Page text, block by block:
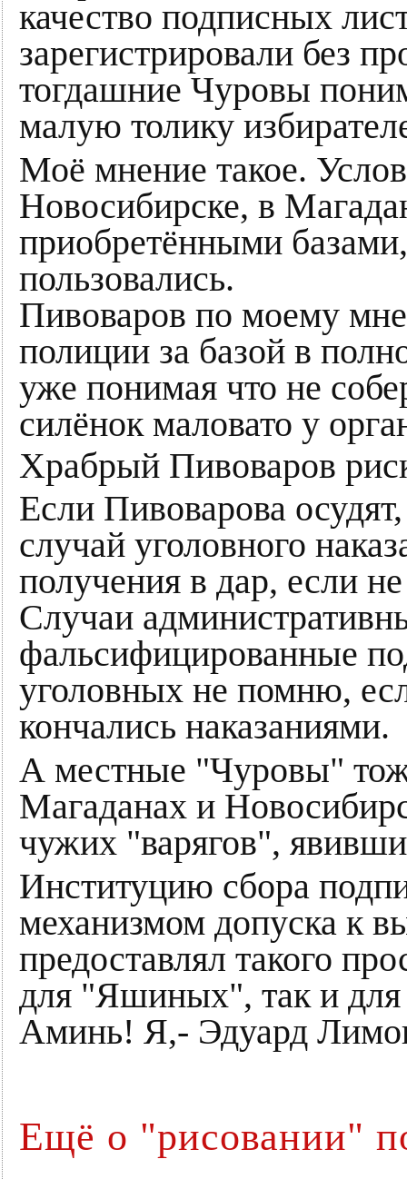
качество подписных
зарегистрировали без
тогдашние Чуровы
малую толику
Моё мнение такое.
Новосибирске, в
приобретёнными
пользовались.
Пивоваров по моему
полиции за базой в
уже понимая что не
силёнок маловато у
Храбрый Пивоваров
Если Пивоварова
случай уголовного
получения в дар, если
Случаи
фальсифицированные
уголовных не помню,
кончались наказаниями.
А местные "Чуровы"
Магаданах и
чужих "варягов",
Институцию сбора
механизмом допуска к
предоставлял такого
для "Яшиных", так и
Аминь! Я,- Эдуард
Ещё о "рисовании"